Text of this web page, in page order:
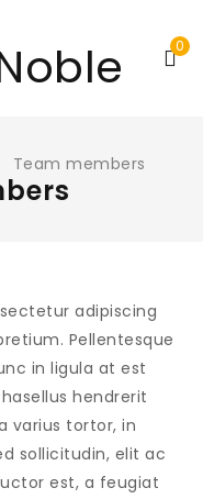
0
Team members
adipiscing
Pellentesque
in ligula at est
hendrerit
varius tortor, in
sollicitudin, elit ac
est, a feugiat